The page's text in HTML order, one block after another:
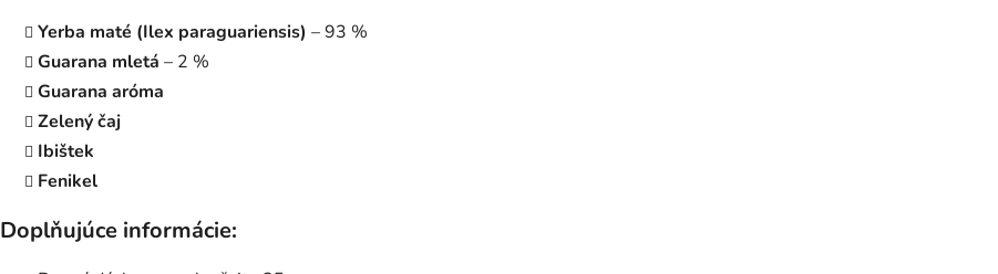
Yerba maté (Ilex paraguariensis) – 93 %
Guarana mletá – 2 %
Guarana aróma
Zelený čaj
Ibištek
Fenikel
Doplňujúce informácie: